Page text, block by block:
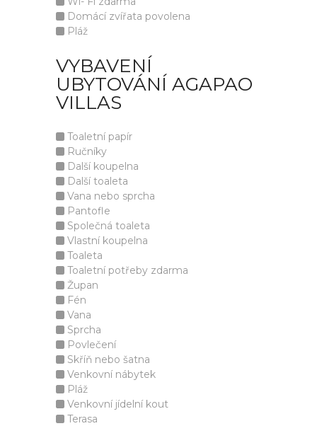
Domácí zvířata povolena
Pláž
VYBAVENÍ
UBYTOVÁNÍ AGAPAO
VILLAS
Toaletní papír
Ručníky
Další koupelna
Další toaleta
Vana nebo sprcha
Pantofle
Společná toaleta
Vlastní koupelna
Toaleta
Toaletní potřeby zdarma
Župan
Fén
Vana
Sprcha
Povlečení
Skříň nebo šatna
Venkovní nábytek
Pláž
Venkovní jídelní kout
Terasa